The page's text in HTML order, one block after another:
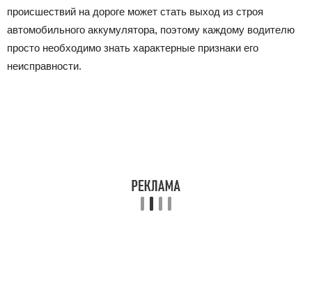
происшествий на дороге может стать выход из строя
автомобильного аккумулятора, поэтому каждому водителю
просто необходимо знать характерные признаки его
неисправности.